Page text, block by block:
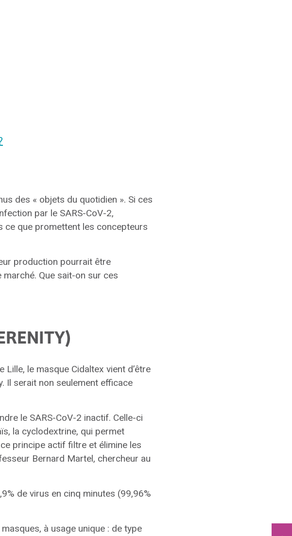
des « objets du quotidien ». Si ces
par le SARS-CoV-2,
ce que promettent les concepteurs
production pourrait être
marché. Que sait-on sur ces
Lille, le masque Cidaltex vient d’être
Il serait non seulement efficace
le SARS-CoV-2 inactif. Celle-ci
la cyclodextrine, qui permet
principe actif filtre et élimine les
Bernard Martel, chercheur au
de virus en cinq minutes (99,96%
à usage unique : de type